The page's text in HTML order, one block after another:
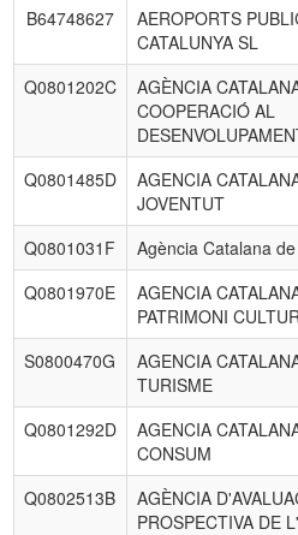
entidades
B64748627
AEROPORTS
CATALUNYA SL
Q0801202C
AGÈNCIA
COOPERACIÓ AL
Q0801485D
AGENCIA
JOVENTUT
Q0801031F Agència Catalana
Q0801970E
AGENCIA
PATRIMONI
S0800470G
AGENCIA
TURISME
Q0801292D
AGENCIA
CONSUM
Q0802513B
AGÈNCIA
PROSPECTIVA DE